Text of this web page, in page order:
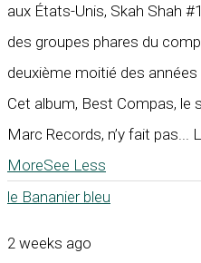
aux États-Unis, Skah Shah
des groupes phares du
deuxième moitié des
Cet album, Best Compas, le
Marc Records, n’y fait pas...
MoreSee Less
le Bananier bleu
2 weeks ago